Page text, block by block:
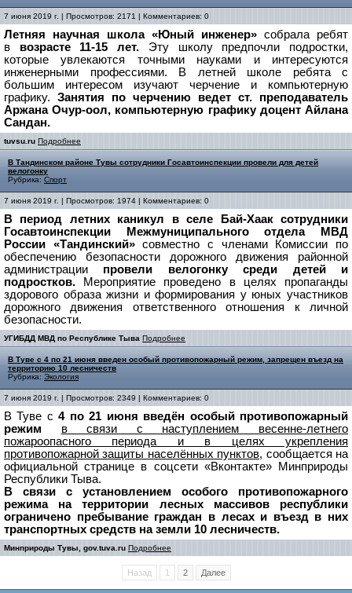
7 июня 2019 г. | Просмотров: 2171 | Комментариев: 0
Летняя научная школа «Юный инженер» собрала ребят
в возрасте 11-15 лет. Эту школу предпочли подростки,
которые увлекаются точными науками и интересуются
инженерными профессиями. В летней школе ребята с
большим интересом изучают черчение и компьютерную
графику. Занятия по черчению ведет ст. преподаватель
Аржана Очур-оол, компьютерную графику доцент Айлана
Сандан.
tuvsu.ru Подробнее
В Тандинском районе Тувы сотрудники Госавтоинспекции провели для детей
велогонку
Рубрика: Спорт
7 июня 2019 г. | Просмотров: 1974 | Комментариев: 0
В период летних каникул в селе Бай-Хаак сотрудники
Госавтоинспекции Межмуниципального отдела МВД
России «Тандинский»совместно с членами Комиссии по
обеспечению безопасности дорожного движения районной
администрации провели велогонку среди детей и
подростков.
Мероприятие проведено в целях пропаганды
здорового образа жизни и формирования у юных участников
дорожного движения ответственного отношения к личной
безопасности.
УГИБДД МВД по Республике Тыва Подробнее
В Туве с 4 по 21 июня введен особый противопожарный режим, запрещен въезд на
территорию 10 лесничеств
Рубрика: Экология
7 июня 2019 г. | Просмотров: 2349 | Комментариев: 0
В Туве с4 по 21 июня введён особый противопожарный
режим
в связи с наступлением весенне-летнего
пожароопасного периода и в целях укрепления
противопожарной защиты населённых пунктов, сообщается на
официальной странице в соцсети «Вконтакте» Минприроды
Республики Тыва.
В связи с установлением особого противопожарного
режима на территории лесных массивов республики
ограничено пребывание граждан в лесах и въезд в них
транспортных средств на земли 10 лесничеств.
Минприроды Тувы, gov.tuva.ru Подробнее
Назад 1 2 Далее